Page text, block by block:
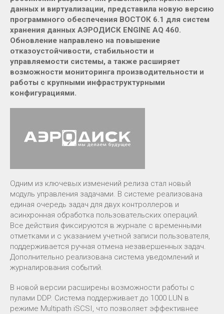
данных и виртуализации, представила новую версию
программного обеспечения ВОСТОК 6.1 для систем
хранения данных АЭРОДИСК ENGINE AQ 460.
Обновление направлено на повышение
отказоустойчивости, стабильности и
управляемости системы, а также расширяет
возможности мониторинга производительности и
работы с крупными инфраструктурными
конфигурациями.
Одним из ключевых изменений релиза стал новый
модуль управления задачами. В системе реализована
единая очередь задач для двух контроллеров и
асинхронная обработка пользовательских операций.
Все действия фиксируются в журнале с временными
отметками и с указанием учетной записи пользователя,
поддерживается ручная отмена незавершенных задач.
Дополнительно реализована система уведомлений и
журналирования событий.
В новой версии расширены возможности работы с
пулами DDP. Система поддерживает до 1000 LUN в
режиме Multipath iSCSI, что позволяет эффективнее